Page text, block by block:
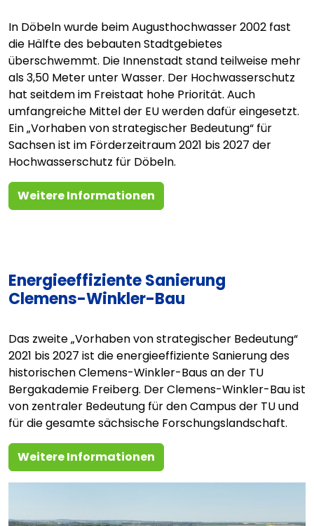
In Döbeln wurde beim Augusthochwasser 2002 fast
die Hälfte des bebauten Stadtgebietes
überschwemmt. Die Innenstadt stand teilweise mehr
als 3,50 Meter unter Wasser. Der Hochwasserschutz
hat seitdem im Freistaat hohe Priorität. Auch
umfangreiche Mittel der EU werden dafür eingesetzt.
Ein „Vorhaben von strategischer Bedeutung“ für
Sachsen ist im Förderzeitraum 2021 bis 2027 der
Hochwasserschutz für Döbeln.
Weitere Informationen
Energieeffiziente Sanierung
Clemens-Winkler-Bau
Das zweite „Vorhaben von strategischer Bedeutung“
2021 bis 2027 ist die energieeffiziente Sanierung des
historischen Clemens-Winkler-Baus an der TU
Bergakademie Freiberg. Der Clemens-Winkler-Bau ist
von zentraler Bedeutung für den Campus der TU und
für die gesamte sächsische Forschungslandschaft.
Weitere Informationen